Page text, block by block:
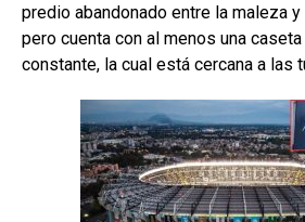
predio abandonado entre la maleza
pero cuenta con al menos una caseta
constante, la cual está cercana a las